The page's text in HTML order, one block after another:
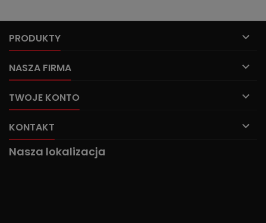
PRODUKTY 
NASZA FIRMA 
TWOJE KONTO 
KONTAKT 
Nasza lokalizacja